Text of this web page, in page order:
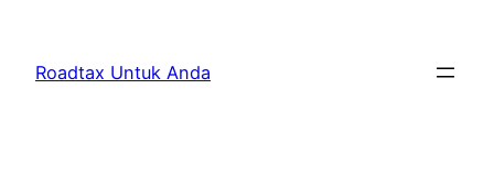
content
Roadtax Untuk Anda